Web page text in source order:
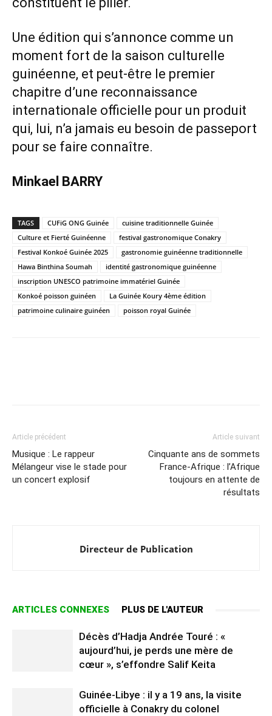
Une édition qui s’annonce comme un
moment fort de la saison culturelle
guinéenne, et peut-être le premier
chapitre d’une reconnaissance
internationale officielle pour un produit
qui, lui, n’a jamais eu besoin de passeport
pour se faire connaître.
Minkael BARRY
TAGS CUFiG ONG Guinée
cuisine traditionnelle Guinée
Culture et Fierté Guinéenne
festival gastronomique Conakry
Festival Konkoé Guinée 2025
gastronomie guinéenne traditionnelle
Hawa Binthina Soumah
identité gastronomique guinéenne
inscription UNESCO patrimoine immatériel Guinée
Konkoé poisson guinéen
La Guinée Koury 4ème édition
patrimoine culinaire guinéen
poisson royal Guinée
Article précédent
Musique : Le rappeur
Mélangeur vise le stade pour
un concert explosif
Article suivant
Cinquante ans de sommets
France-Afrique : l’Afrique
toujours en attente de
résultats
Directeur de Publication
ARTICLES CONNEXES PLUS DE L'AUTEUR
Décès d’Hadja Andrée Touré : «
aujourd’hui, je perds une mère de
cœur », s’effondre Salif Keita
Guinée-Libye : il y a 19 ans, la visite
officielle à Conakry du colonel